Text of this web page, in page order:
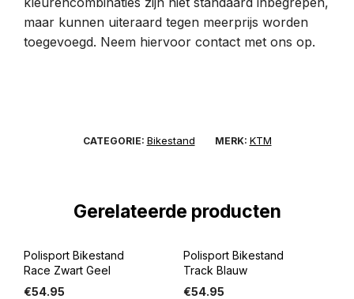
maar kunnen uiteraard tegen meerprijs worden
toegevoegd. Neem hiervoor contact met ons op.
CATEGORIE: Bikestand MERK: KTM
Gerelateerde producten
Polisport Bikestand
Race Zwart Geel
€54.95
Polisport Bikestand
Track Blauw
€54.95